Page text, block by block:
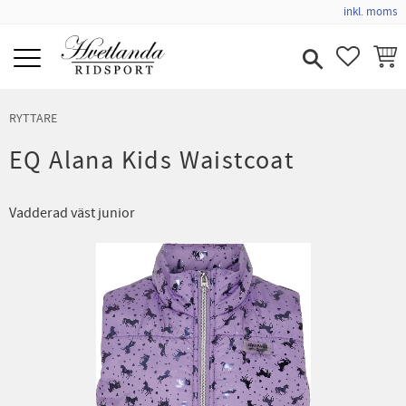
inkl. moms
RYTTARE
EQ Alana Kids Waistcoat
Vadderad väst junior